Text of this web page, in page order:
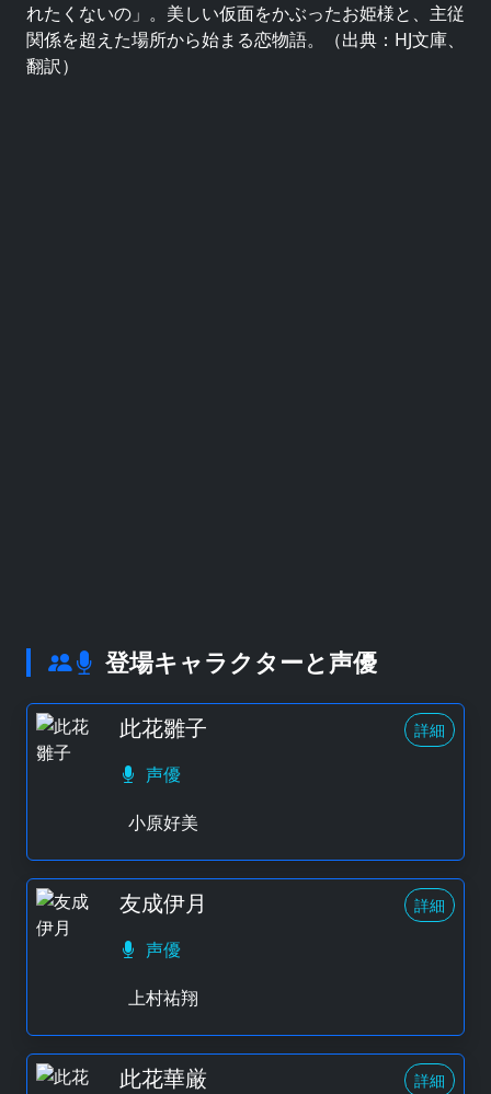
れたくないの」。美しい仮面をかぶったお姫様と、主従
関係を超えた場所から始まる恋物語。（出典：HJ文庫、
翻訳）
登場キャラクターと声優
此花雛子 詳細
声優
小原好美
友成伊月 詳細
声優
上村祐翔
此花華厳 詳細